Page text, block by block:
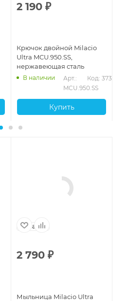
2 190 ₽
Крючок двойной Milacio
Ultra MCU.950.SS,
нержавеющая сталь
В наличии
Арт.:
MCU.950.SS
Код: 37396
Купить
Испания
2 790 ₽
Мыльница Milacio Ultra